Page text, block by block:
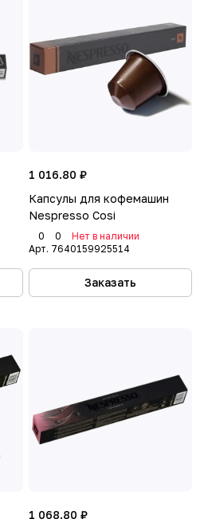
1 016.80 ₽
Капсулы для кофемашин
Nespresso Cosi
0 0
Нет в наличии
Арт. 7640159925514
Заказать
1 068.80 ₽